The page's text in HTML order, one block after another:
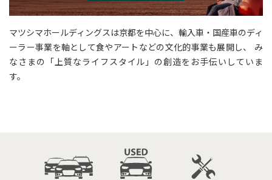
マツシマホールディングスは京都を中心に、輸入車・国産車のディ
ーラー事業を軸として食やアートなどの文化的事業も展開し、
み
なさまの「上質なライフスタイル」の創造をお手伝いしていま
す。